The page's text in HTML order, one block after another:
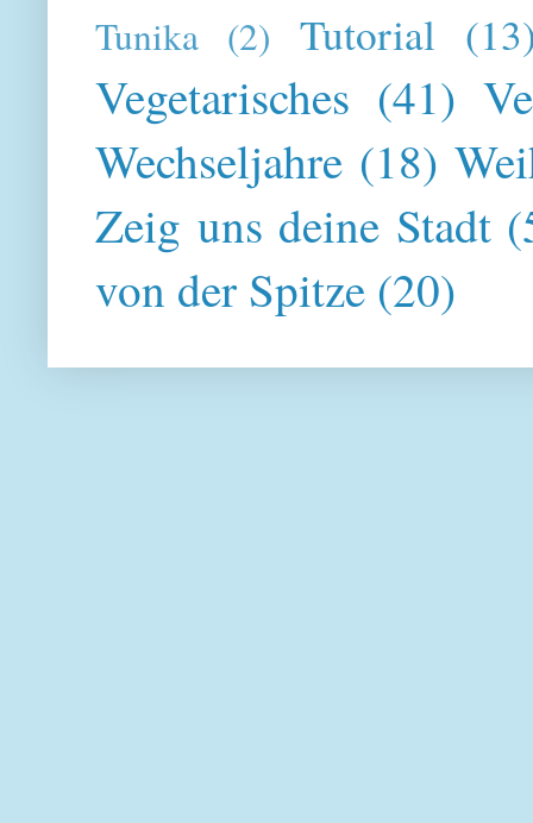
Tunika (2) Tutorial
Vegetarisches (41)
Wechseljahre (18)
Zeig uns deine Stadt
von der Spitze (20)